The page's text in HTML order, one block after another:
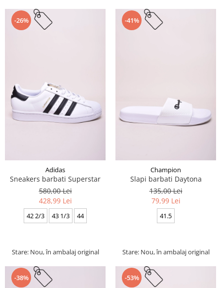
-26%
Adidas
Sneakers barbati Superstar
580,00 Lei
428,99 Lei
42 2/3 43 1/3 44
Stare: Nou, în ambalaj original
-41%
Champion
Slapi barbati Daytona
135,00 Lei
79,99 Lei
41.5
Stare: Nou, în ambalaj original
-38% -53%